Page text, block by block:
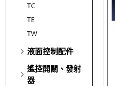
TC
TE
TW
液面控制配件
遙控開關、發射
器